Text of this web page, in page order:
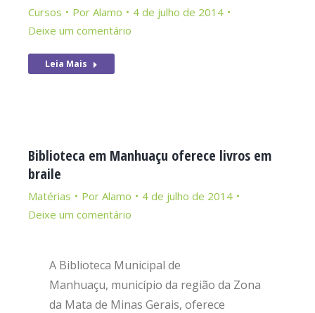
Cursos Por Alamo
4 de julho de 2014
Deixe um comentário
Leia Mais
Biblioteca em Manhuaçu oferece livros em
braile
Matérias Por Alamo
4 de julho de 2014
Deixe um comentário
A Biblioteca Municipal de
Manhuaçu, município da região da Zona
da Mata de Minas Gerais, oferece